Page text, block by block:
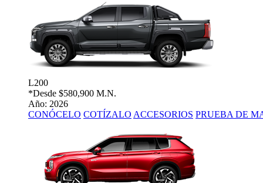
L200
*Desde $580,900 M.N.
Año: 2026
CONÓCELO COTÍZALO ACCESORIOS PRUEBA DE